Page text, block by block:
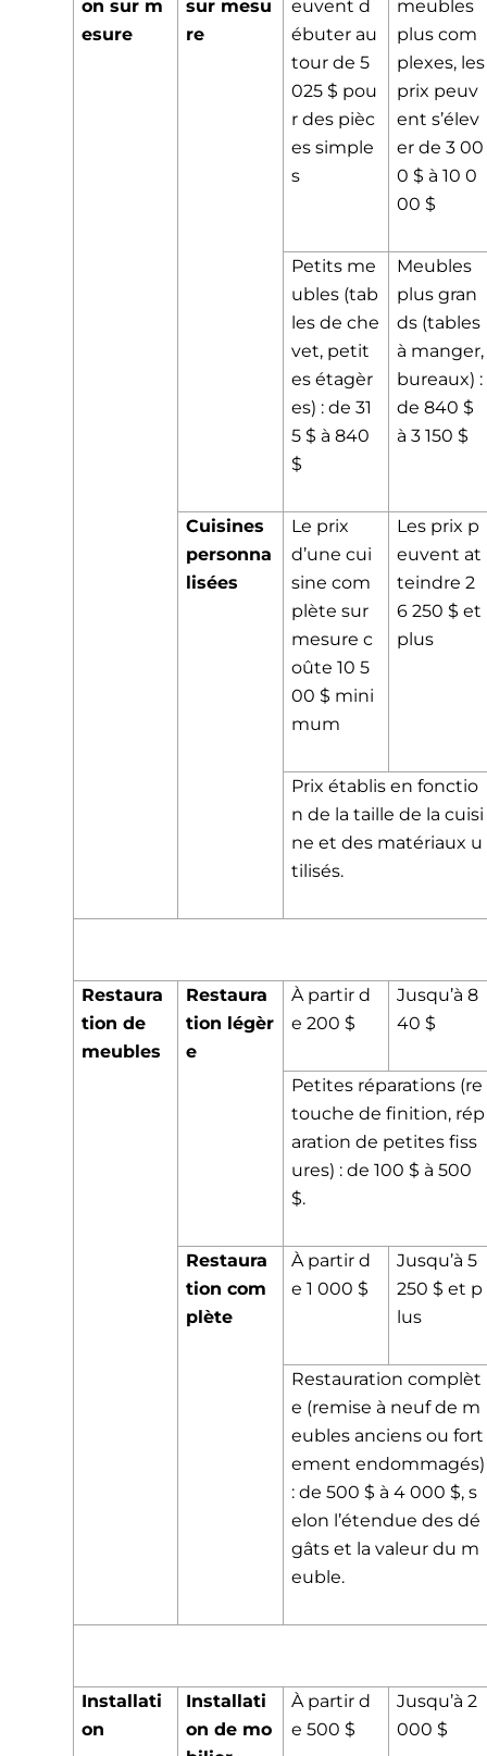
on sur m
esure
sur mesu
re
euvent d
ébuter au
tour de 5
025 $ pou
r des pièc
es simple
s
meubles
plus com
plexes, les
prix peuv
ent s’élev
er de 3 00
0 $ à 10 0
00 $
Petits me
ubles (tab
les de che
vet, petit
es étagèr
es) : de 31
5 $ à 840
$
Meubles
plus gran
ds (tables
à manger,
bureaux) :
de 840 $
à 3 150 $
Cuisines
personna
lisées
Le prix
d’une cui
sine com
plète sur
mesure c
oûte 10 5
00 $ mini
mum
Les prix p
euvent at
teindre 2
6 250 $ et
plus
Prix établis en fonctio
n de la taille de la cuisi
ne et des matériaux u
tilisés.
Restaura
tion de
meubles
Restaura
tion légèr
e
À partir d
e 200 $
Jusqu’à 8
40 $
Petites réparations (re
touche de finition, rép
aration de petites fiss
ures) : de 100 $ à 500
$.
Restaura
tion com
plète
À partir d
e 1 000 $
Jusqu’à 5
250 $ et p
lus
Restauration complèt
e (remise à neuf de m
eubles anciens ou fort
ement endommagés)
: de 500 $ à 4 000 $, s
elon l’étendue des dé
gâts et la valeur du m
euble.
Installati
on
Installati
on de mo
À partir d
e 500 $
Jusqu’à 2
000 $